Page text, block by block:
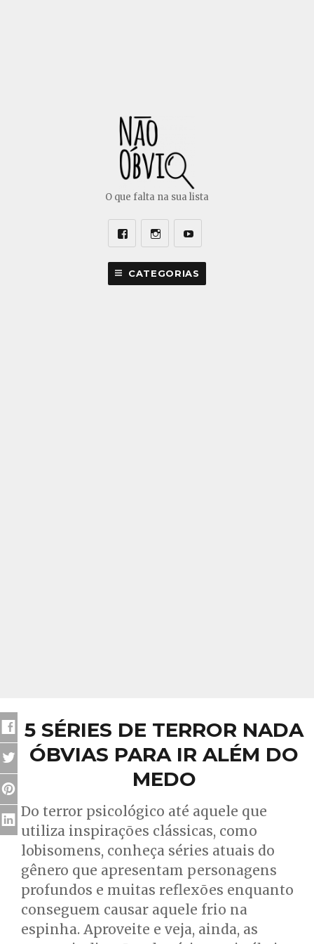
O que falta na sua lista
CATEGORIAS
5 SÉRIES DE TERROR NADA
ÓBVIAS PARA IR ALÉM DO
MEDO
Do terror psicológico até aquele que
utiliza inspirações clássicas, como
lobisomens, conheça séries atuais do
gênero que apresentam personagens
profundos e muitas reflexões enquanto
conseguem causar aquele frio na
espinha. Aproveite e veja, ainda, as